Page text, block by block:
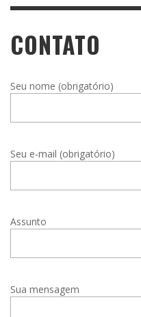
CONTATO
Seu nome (obrigatório)
Seu e-mail (obrigatório)
Assunto
Sua mensagem